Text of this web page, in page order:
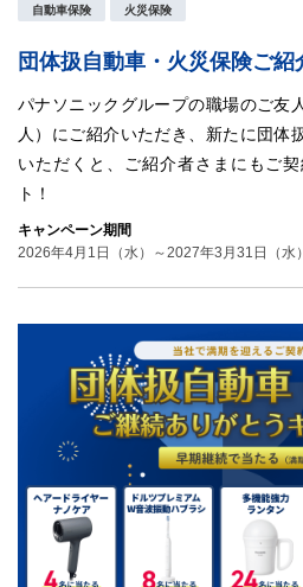
自動車保険 火災保険
団体扱自動車・火災保険ご
パナソニックグループの職場のご友
人）にご紹介いただき、新たに団体
いただくと、ご紹介者さまにもご
ト！
キャンペーン期間
2026年4月1日（水）～2027年3月31日（水）